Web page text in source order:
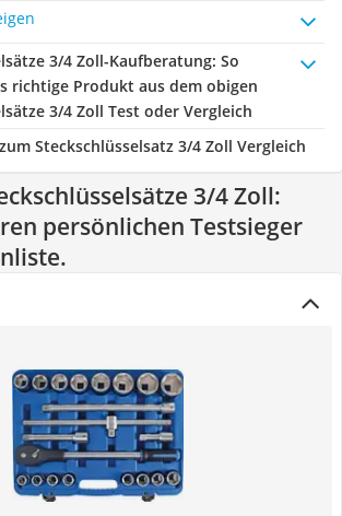
3/4 Zoll-Kaufberatung: So
richtige Produkt aus dem obigen
3/4 Zoll Test oder Vergleich
Steckschlüsselsatz 3/4 Zoll Vergleich
3/4 Zoll:
persönlichen Testsieger